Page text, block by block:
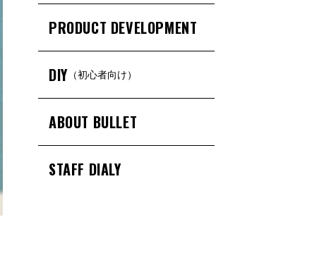
PRODUCT DEVELOPMENT
DIY （初心者向け）
ABOUT BULLET
STAFF DIALY